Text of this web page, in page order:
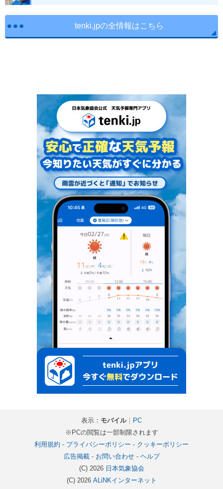
tenki.jpの全情報はこちら
表示： モバイル｜
PC
※PCの閲覧は一部制限されます
利用規約 - プライバシーポリシー - クッキーポリシー
広告掲載- お問い合わせ- ヘルプ
(C) 2026 日本気象協会
(C) 2026 ALiNKインターネット